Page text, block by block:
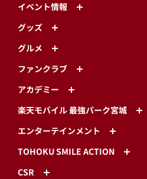
イベント情報
グッズ
グルメ
ファンクラブ
アカデミー
楽天モバイル 最強パーク宮城
エンターテインメント
TOHOKU SMILE ACTION
CSR